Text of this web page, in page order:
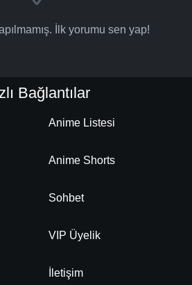
İlk yorumu sen yap!
Bağlantılar
Anime Listesi
Anime Shorts
Sohbet
VIP Üyelik
İletişim